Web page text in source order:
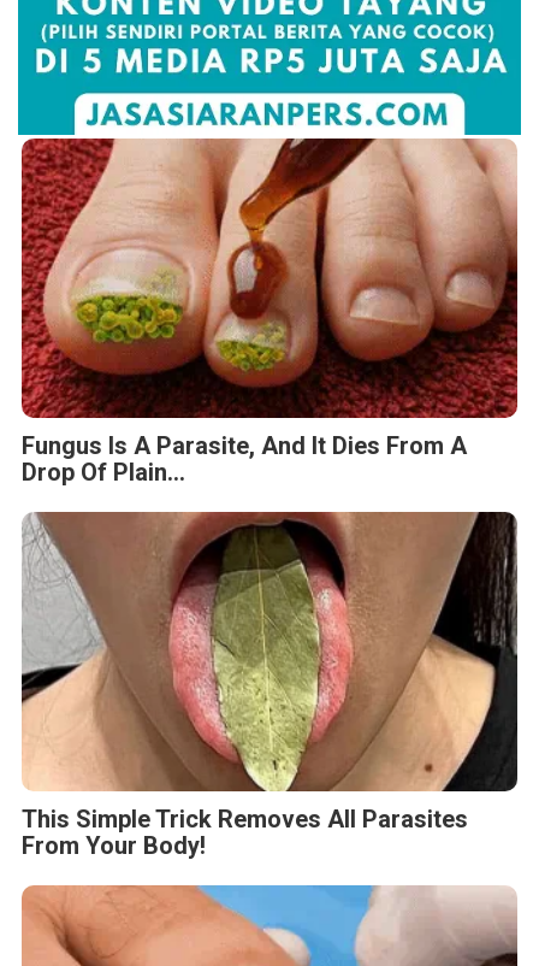
Fungus Is A Parasite, And It Dies From A
Drop Of Plain...
This Simple Trick Removes All Parasites
From Your Body!